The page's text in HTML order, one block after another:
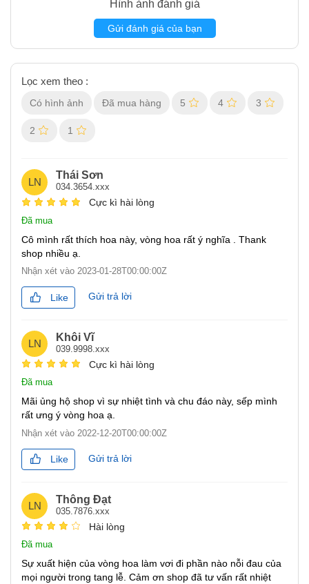
Hình ảnh đánh giá
Gửi đánh giá của bạn
Lọc xem theo :
Có hình ảnh Đã mua hàng 5 4 3
2 1
LN
Thái Sơn
034.3654.xxx
Cực kì hài lòng
Đã mua
Cô mình rất thích hoa này, vòng hoa rất ý nghĩa . Thank
shop nhiều ạ.
Nhận xét vào 2023-01-28T00:00:00Z
Like Gửi trả lời
LN
Khôi Vĩ
039.9998.xxx
Cực kì hài lòng
Đã mua
Mãi ủng hộ shop vì sự nhiệt tình và chu đáo này, sếp mình
rất ưng ý vòng hoa ạ.
Nhận xét vào 2022-12-20T00:00:00Z
Like Gửi trả lời
LN
Thông Đạt
035.7876.xxx
Hài lòng
Đã mua
Sự xuất hiện của vòng hoa làm vơi đi phần nào nỗi đau của
mọi người trong tang lễ. Cảm ơn shop đã tư vấn rất nhiệt